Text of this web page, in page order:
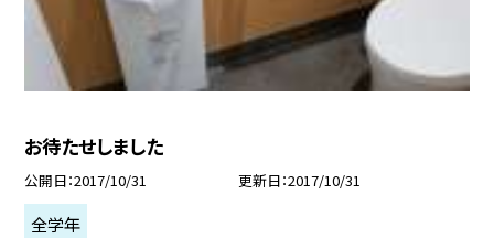
お待たせしました
公開日 2017/10/31 更新日 2017/10/31
全学年